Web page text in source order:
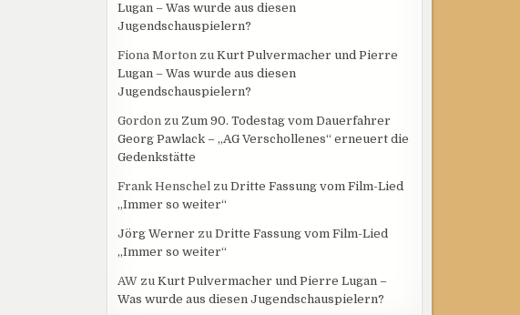
Lugan – Was wurde aus diesen
Jugendschauspielern?
Fiona Mortonzu Kurt Pulvermacher und Pierre
Lugan – Was wurde aus diesen
Jugendschauspielern?
Gordonzu Zum 90. Todestag vom Dauerfahrer
Georg Pawlack – „AG Verschollenes“ erneuert die
Gedenkstätte
Frank Henschelzu Dritte Fassung vom Film-Lied
„Immer so weiter“
Jörg Werner zu Dritte Fassung vom Film-Lied
„Immer so weiter“
AWzu Kurt Pulvermacher und Pierre Lugan –
Was wurde aus diesen Jugendschauspielern?